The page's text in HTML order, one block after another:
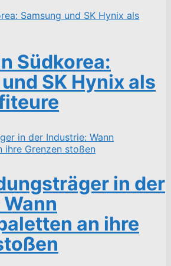
Südkorea:
SK Hynix als
in der
an ihre